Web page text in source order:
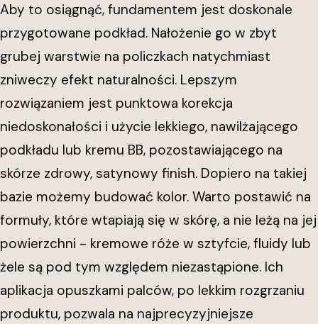
Aby to osiągnąć, fundamentem jest doskonale
przygotowane podkład. Nałożenie go w zbyt
grubej warstwie na policzkach natychmiast
zniweczy efekt naturalności. Lepszym
rozwiązaniem jest punktowa korekcja
niedoskonałości i użycie lekkiego, nawilżającego
podkładu lub kremu BB, pozostawiającego na
skórze zdrowy, satynowy finish. Dopiero na takiej
bazie możemy budować kolor. Warto postawić na
formuły, które wtapiają się w skórę, a nie leżą na jej
powierzchni - kremowe róże w sztyfcie, fluidy lub
żele są pod tym względem niezastąpione. Ich
aplikacja opuszkami palców, po lekkim rozgrzaniu
produktu, pozwala na najprecyzyjniejsze